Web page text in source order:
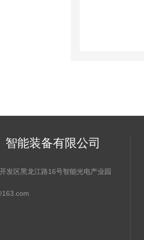
智能装备有限公司
发区黑龙江路16号智能光电产业园